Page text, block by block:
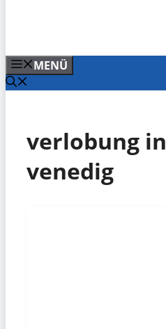
MENÜ
verlobung in
venedig